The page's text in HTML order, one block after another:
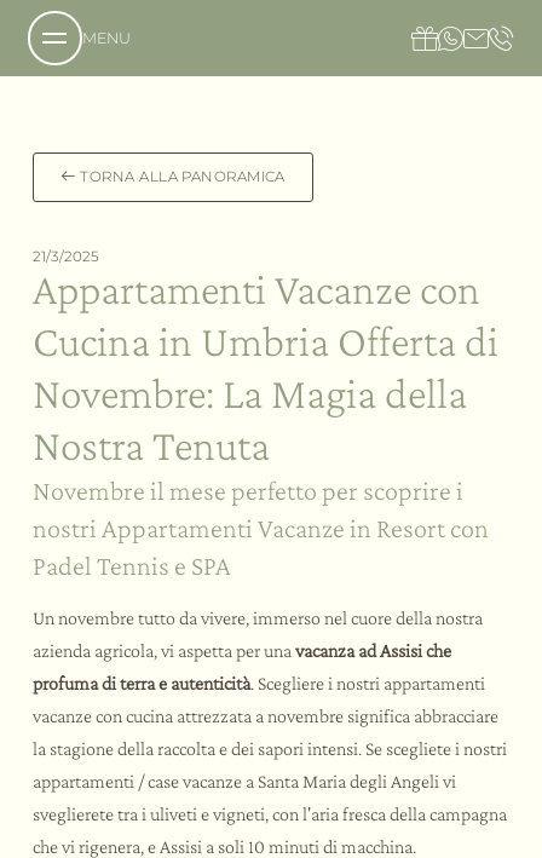
MENU
Chi siamo
La nostra filosofia
Richiesta
Prenotazione
Come raggiungerci
Galleria immagini
La tenuta
L’hotel
Il Country Resort
L’ospitalità
Offerte in Umbria
Servizi
I sapori
Il nostro ristorante
Cene Sotto le Stelle
La nostra cantina
Il benessere
La Social SPA
La Private SPA
Day SPA
Rituali di benessere
Gli eventi
Meeting e Congressi
Team building a tema
Matrimoni ed eventi
Le esperienze
Bike Hotel
Attività e sport
Assaggi e corsi
Assisi e dintorni
TORNA ALLA PANORAMICA
21/3/2025
Appartamenti Vacanze con
Cucina in Umbria Offerta di
Novembre: La Magia della
Nostra Tenuta
Novembre il mese perfetto per scoprire i
nostri Appartamenti Vacanze in Resort con
Padel Tennis e SPA
Un novembre tutto da vivere, immerso nel cuore della nostra
azienda agricola, vi aspetta per unavacanza ad Assisi che
profuma di terra e autenticità. Scegliere i nostri appartamenti
vacanze con cucina attrezzata a novembre significa abbracciare
la stagione della raccolta e dei sapori intensi. Se scegliete i nostri
appartamenti / case vacanze a Santa Maria degli Angeli vi
sveglierete tra i uliveti e vigneti, con l'aria fresca della campagna
che vi rigenera, e Assisi a soli 10 minuti di macchina.